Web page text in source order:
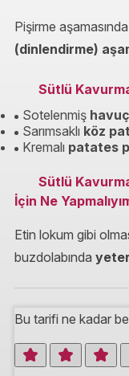
Pişirme
(dinlendirme)
Sütlü
Sotelenmiş
Sarımsaklı köz
Kremalı patates
Sütlü
İçin Ne
Etin lokum gibi
buzdolabında
Bu tarifi ne kadar